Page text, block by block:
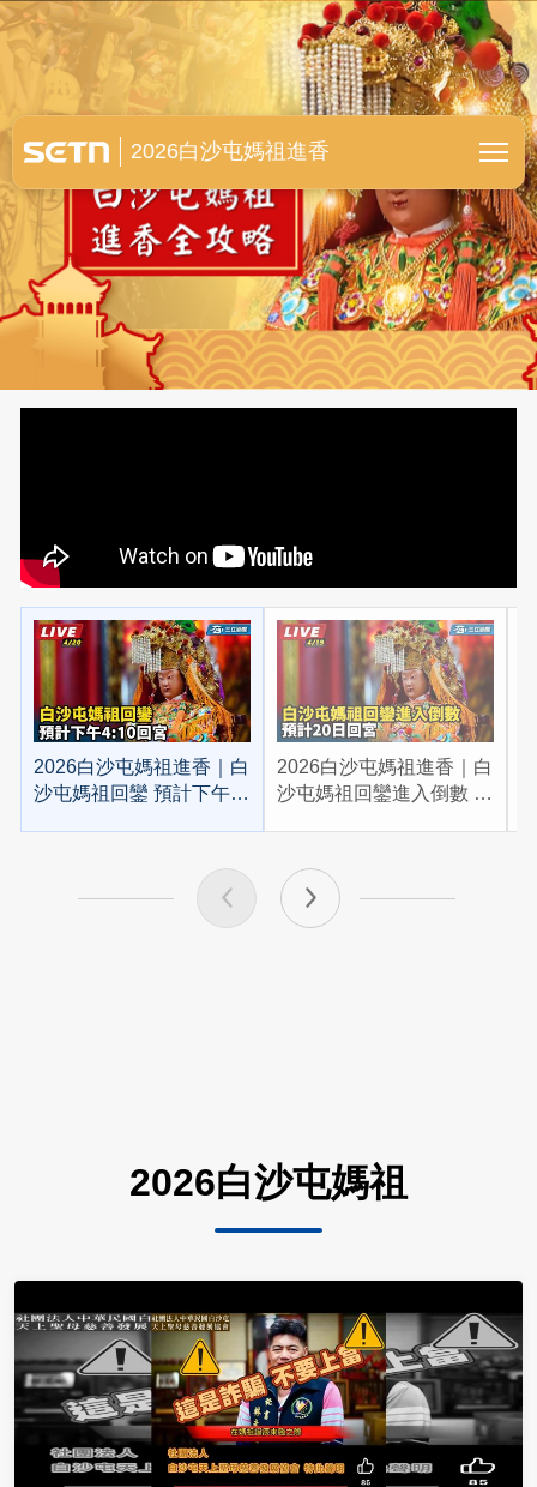
白沙屯媽祖進香全紀錄
2026白沙屯媽祖進香
2026白沙屯媽祖進香｜白
沙屯媽祖回鑾 預計下午
2026白沙屯媽祖進香｜白
沙屯媽祖回鑾進入倒數 預
2026白沙屯媽祖